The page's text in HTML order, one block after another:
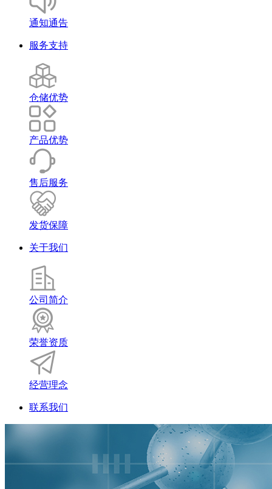
通知通告
服务支持
仓储优势
产品优势
售后服务
发货保障
关于我们
公司简介
荣誉资质
经营理念
联系我们